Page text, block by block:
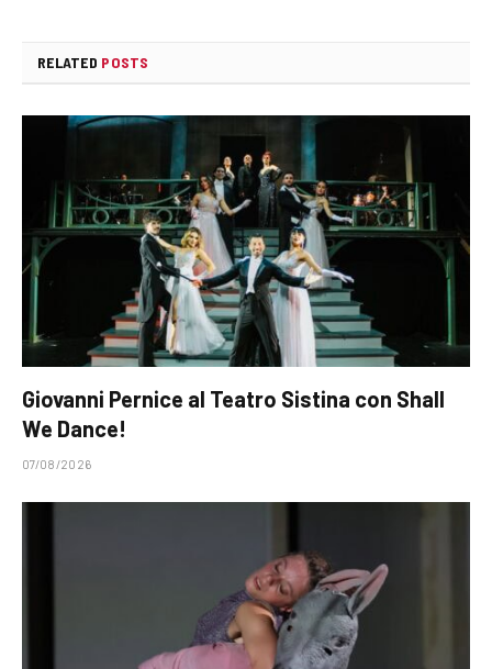
RELATED POSTS
Giovanni Pernice al Teatro Sistina con Shall
We Dance!
07/08/2026